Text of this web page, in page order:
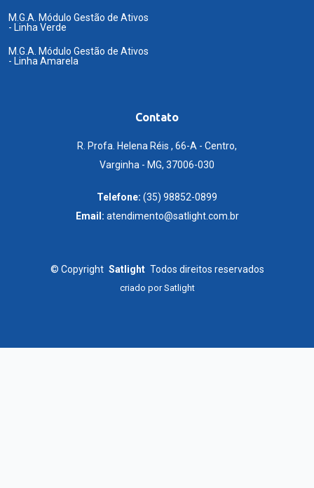
M.G.A. Módulo Gestão de Ativos
- Linha Verde
M.G.A. Módulo Gestão de Ativos
- Linha Amarela
Contato
R. Profa. Helena Réis , 66-A - Centro,
Varginha - MG, 37006-030
Telefone: (35) 98852-0899
Email: atendimento@satlight.com.br
© Copyright Satlight Todos direitos reservados
criado porSatlight